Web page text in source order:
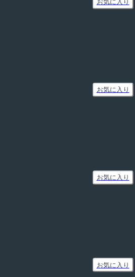
お気に入り
お気に入り
お気に入り
お気に入り